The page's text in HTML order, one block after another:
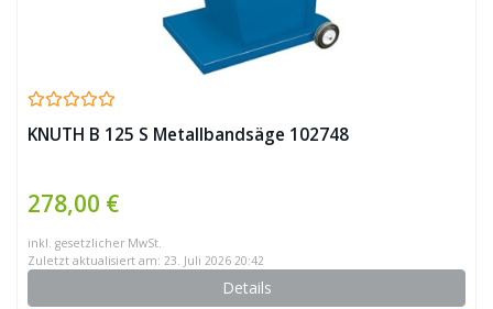
KNUTH B 125 S Metallbandsäge 102748
278,00 €
inkl. gesetzlicher MwSt.
Zuletzt aktualisiert am: 23. Juli 2026 20:42
Details